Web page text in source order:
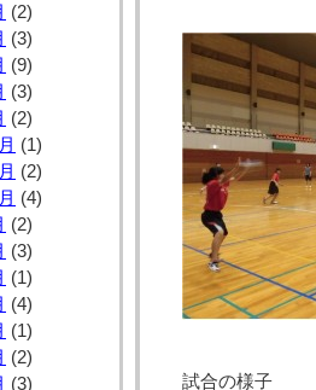
(2)
(3)
(9)
(3)
(2)
(1)
(2)
(4)
(2)
(3)
(1)
(4)
(1)
(2)
(3)
試合の様子